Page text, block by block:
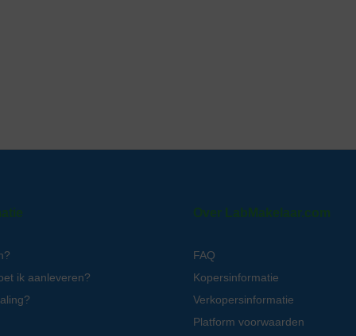
ik aanleveren?
Over LabMakelaar.com
FAQ
Kopersinformatie
Verkopersinformatie
Platform voorwaarden